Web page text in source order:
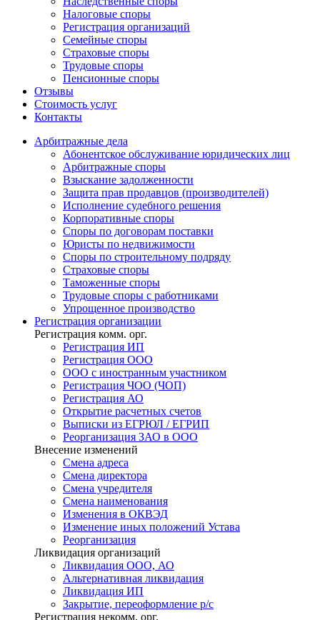
Налоговые споры
Регистрация организаций
Семейные споры
Страховые споры
Трудовые споры
Пенсионные споры
Отзывы
Стоимость услуг
Контакты
Арбитражные дела
Абонентское обслуживание юридических лиц
Арбитражные споры
Взыскание задолженности
Защита прав продавцов (производителей)
Исполнение судебного решения
Корпоративные споры
Споры по договорам поставки
Юристы по недвижимости
Споры по строительному подряду
Страховые споры
Таможенные споры
Трудовые споры с работниками
Упрощенное производство
Регистрация организации
Регистрация комм. орг.
Регистрация ИП
Регистрация ООО
ООО с иностранным участником
Регистрация ЧОО (ЧОП)
Регистрация АО
Открытие расчетных счетов
Выписки из ЕГРЮЛ / ЕГРИП
Реорганизация ЗАО в ООО
Внесение изменений
Смена адреса
Смена директора
Cмена учредителя
Смена наименования
Изменения в ОКВЭД
Изменение иных положений Устава
Реорганизация
Ликвидация организаций
Ликвидация ООО, АО
Альтернативная ликвидация
Ликвидация ИП
Закрытие, переоформление р/с
Регистрация некомм. орг.